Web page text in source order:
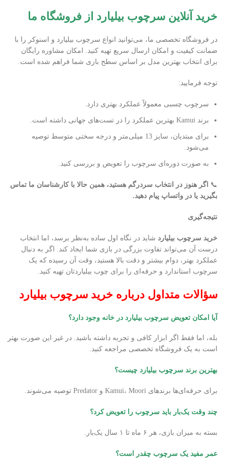
خرید آنلاین سرچوب بیلیارد از فروشگاه ما
در فروشگاه تخصصی ما، می‌توانید انواع سرچوب بیلیارد و اسنوکر را با
ضمانت کیفیت و امکان ارسال سریع تهیه کنید. امکان مشاوره رایگان
برای انتخاب بهترین مدل بر اساس سطح بازی شما فراهم شده است.
توجه فرمایید:
سرچوب چسبی معمولاً عملکرد بهتری دارد.
برند Kamui بهترین عملکرد را در تست‌های جهانی داشته است.
برای مبتدیان، سایز 13 میلی‌متر و درجه سختی متوسط توصیه
می‌شود.
به صورت دوره‌ای سرچوب را تعویض و بررسی کنید.
📞 اگر هنوز در انتخاب سردرگم هستید، همین حالا با کارشناسان ما تماس
بگیرید یا در واتساپ پیام دهید.
نتیجه‌گیری
خرید سرچوب بیلیارد شاید در نگاه اول ساده به‌نظر برسد، اما انتخاب
درست آن می‌تواند تفاوت بزرگی در بازی شما ایجاد کند. اگر به دنبال
عملکرد بهتر، دوام بیشتر و دقت بالا هستید، وقت آن رسیده که یک
سرچوب استاندارد و حرفه‌ای را برای چوب بیلیاردتان تهیه کنید.
سؤالات متداول درباره خرید سرچوب بیلیارد
آیا امکان تعویض سرچوب بیلیارد در خانه وجود دارد؟
بله، اما فقط اگر ابزار کافی و تجربه داشته باشید. در غیر این صورت بهتر
است به یک فروشگاه تخصصی مراجعه کنید.
بهترین برند سرچوب بیلیارد چیست؟
برای حرفه‌ای‌ها برندهای Kamui، Moori و Predator توصیه می‌شوند.
چند وقت یک‌بار باید سرچوب را تعویض کرد؟
بسته به میزان بازی، هر ۶ ماه تا ۱ سال یک‌بار.
عمر مفید یک سرچوب چقدر است؟